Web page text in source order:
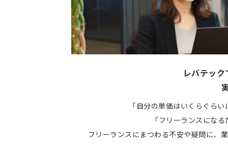
レバテッ
「自分の単価はいくらぐら
「フリーランスにな
フリーランスにまつわる不安や疑問に、